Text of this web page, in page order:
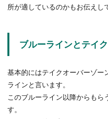
所が適しているのかもお伝えし
ブルーラインとテイ
基本的にはテイクオーバーゾー
ラインと言います。
このブルーライン以降からも
す。